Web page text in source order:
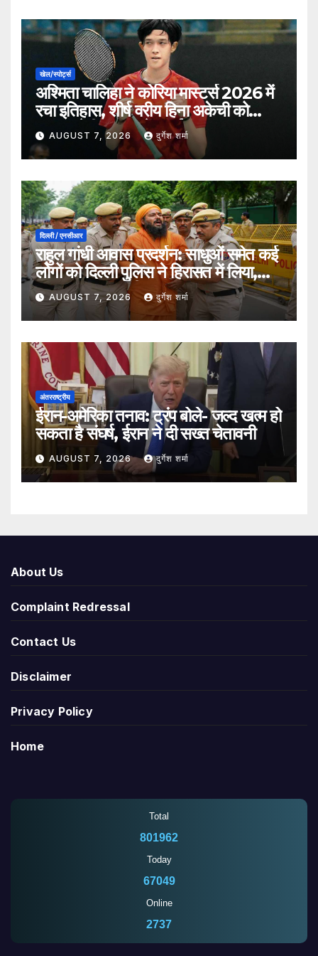
खेल/स्पोर्ट्स
अश्मिता चालिहा ने कोरिया मास्टर्स 2026 में
रचा इतिहास, शीर्ष वरीय हिना अकेची को
हराकर सेमीफाइनल में बनाई जगह
AUGUST 7, 2026 दुर्गेश शर्मा
दिल्ली / एनसीआर
राहुल गांधी आवास प्रदर्शन: साधुओं समेत कई
लोगों को दिल्ली पुलिस ने हिरासत में लिया,
सुरक्षा व्यवस्था कड़ी
AUGUST 7, 2026 दुर्गेश शर्मा
अंतरराष्ट्रीय
ईरान-अमेरिका तनाव: ट्रंप बोले- जल्द खत्म हो
सकता है संघर्ष, ईरान ने दी सख्त चेतावनी
AUGUST 7, 2026 दुर्गेश शर्मा
About Us
Complaint Redressal
Contact Us
Disclaimer
Privacy Policy
Home
Total
801962
Today
67049
Online
2737